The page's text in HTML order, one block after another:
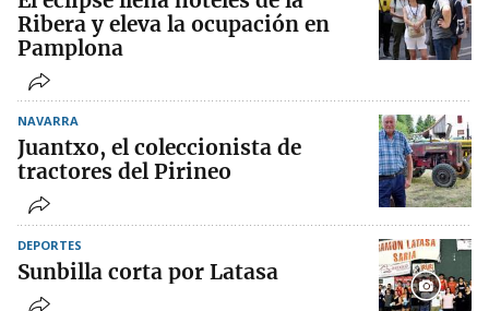
Ribera y eleva la ocupación en
Pamplona
NAVARRA
Juantxo, el coleccionista de
tractores del Pirineo
DEPORTES
Sunbilla corta por Latasa